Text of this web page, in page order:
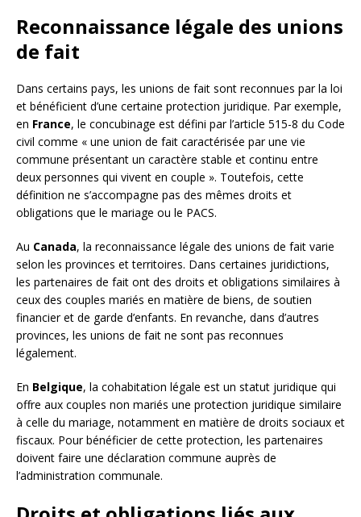
Reconnaissance légale des unions
de fait
Dans certains pays, les unions de fait sont reconnues par la loi
et bénéficient d’une certaine protection juridique. Par exemple,
en France, le concubinage est défini par l’article 515-8 du Code
civil comme « une union de fait caractérisée par une vie
commune présentant un caractère stable et continu entre
deux personnes qui vivent en couple ». Toutefois, cette
définition ne s’accompagne pas des mêmes droits et
obligations que le mariage ou le PACS.
Au Canada, la reconnaissance légale des unions de fait varie
selon les provinces et territoires. Dans certaines juridictions,
les partenaires de fait ont des droits et obligations similaires à
ceux des couples mariés en matière de biens, de soutien
financier et de garde d’enfants. En revanche, dans d’autres
provinces, les unions de fait ne sont pas reconnues
légalement.
En Belgique, la cohabitation légale est un statut juridique qui
offre aux couples non mariés une protection juridique similaire
à celle du mariage, notamment en matière de droits sociaux et
fiscaux. Pour bénéficier de cette protection, les partenaires
doivent faire une déclaration commune auprès de
l’administration communale.